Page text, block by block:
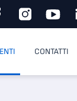
CONTATTI